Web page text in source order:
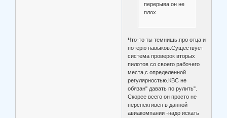
перерыва он не
плох.
Что-то ты темнишь.про отца и
потерю навыков.Существует
система проверок вторых
пилотов со своего рабочего
места,с определенной
регулярностью.КВС не
обязан" давать по рулить".
Скорее всего он просто не
перспективен в данной
авиакомпании -надо искать